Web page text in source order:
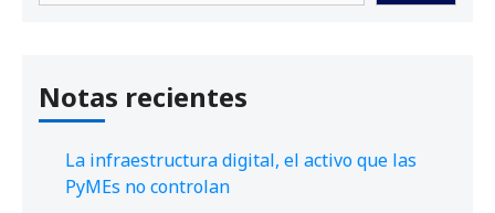
Notas recientes
La infraestructura digital, el activo que las
PyMEs no controlan